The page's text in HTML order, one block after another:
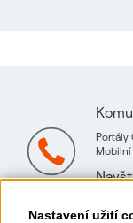
Nastavení užití
Portály
Mobilní